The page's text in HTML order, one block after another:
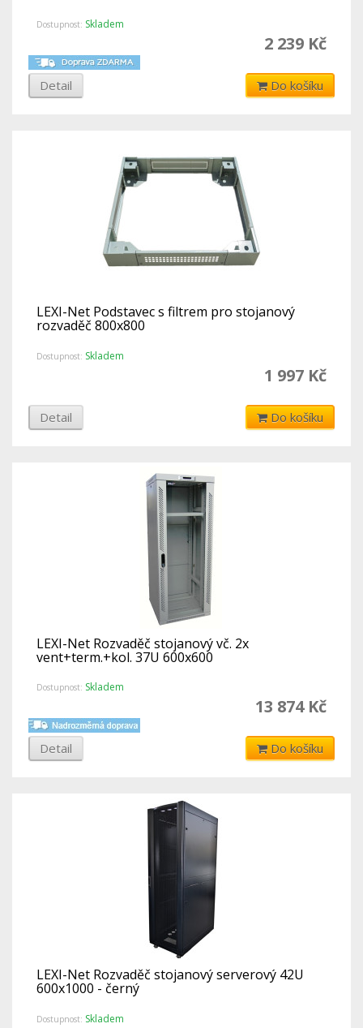
Dostupnost: Skladem
2 239 Kč
Detail Do košíku
LEXI-Net Podstavec s filtrem pro stojanový
rozvaděč 800x800
Dostupnost: Skladem
1 997 Kč
Detail Do košíku
LEXI-Net Rozvaděč stojanový vč. 2x
vent+term.+kol. 37U 600x600
Dostupnost: Skladem
13 874 Kč
Detail Do košíku
LEXI-Net Rozvaděč stojanový serverový 42U
600x1000 - černý
Dostupnost: Skladem